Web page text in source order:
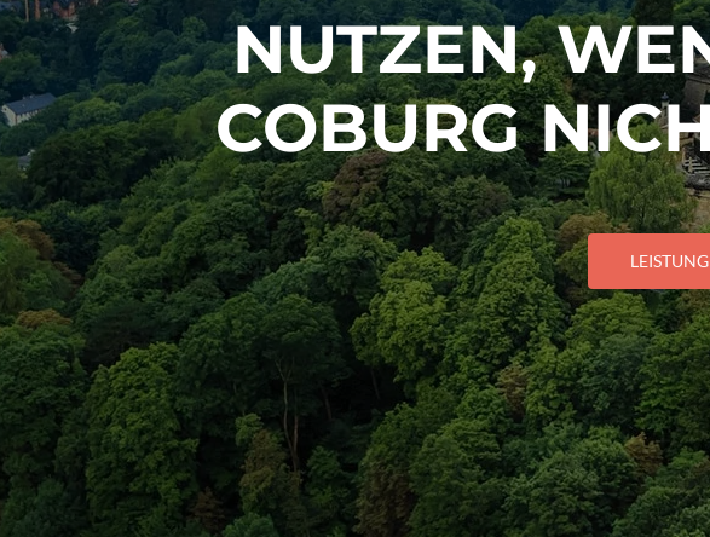
NUTZEN,
COBURG